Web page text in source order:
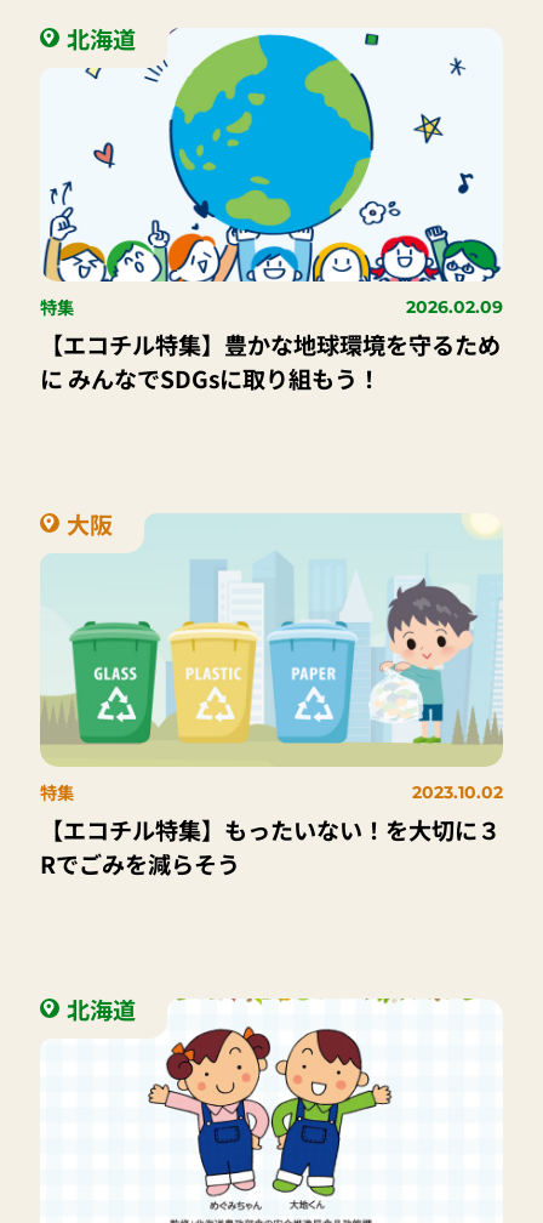
北海道
特集 2026.02.09
【エコチル特集】豊かな地球環境を守るため
に みんなでSDGsに取り組もう！
大阪
特集 2023.10.02
【エコチル特集】もったいない！を大切に３
Rでごみを減らそう
北海道